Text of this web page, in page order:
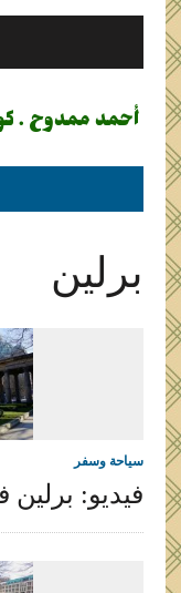
أحمد ممدوح .
برلين
سياحة وسفر
فيديو: